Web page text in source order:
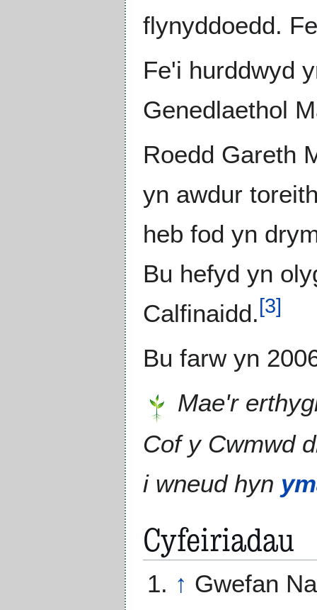
flynyddoedd.
Fe'i hurddwyd
Genedlaethol
Roedd Gareth
yn awdur
heb fod yn
Bu hefyd yn
Calfinaidd.[3]
Bu farw yn
Mae'r
Cof y Cwmwd
i wneud hyn
Cyfeiriadau
↑ Gwefan